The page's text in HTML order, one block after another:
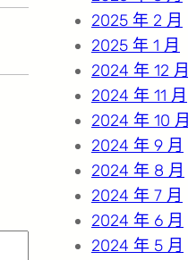
2025 年 2 月
2025 年 1 月
2024 年 12 月
2024 年 11 月
2024 年 10 月
2024 年 9 月
2024 年 8 月
2024 年 7 月
2024 年 6 月
2024 年 5 月